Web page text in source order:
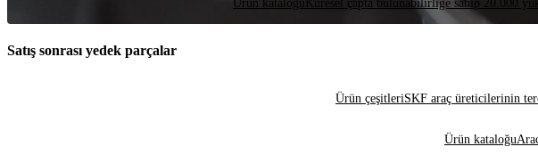
Ürün kataloğu Küresel çapta bulunabilirliğe sahip 20.000
Satış sonrası yedek parçalar
Ürün çeşitleriSKF araç üreticilerinin
Ürün kataloğu